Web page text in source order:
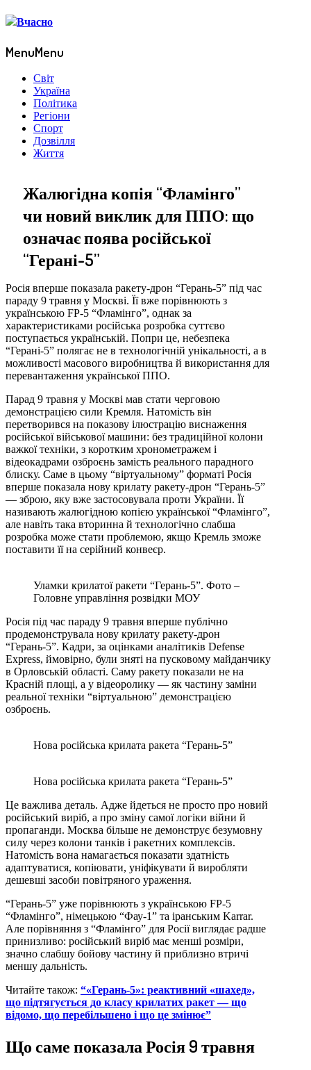
MenuMenu
Світ
Україна
Політика
Регіони
Спорт
Дозвілля
Життя
Жалюгідна копія “Фламінго”
чи новий виклик для ППО: що
означає поява російської
“Герані-5”
Росія вперше показала ракету-дрон “Герань-5” під час
параду 9 травня у Москві. Її вже порівнюють з
українською FP-5 “Фламінго”, однак за
характеристиками російська розробка суттєво
поступається українській. Попри це, небезпека
“Герані-5” полягає не в технологічній унікальності, а в
можливості масового виробництва й використання для
перевантаження української ППО.
Парад 9 травня у Москві мав стати черговою
демонстрацією сили Кремля. Натомість він
перетворився на показову ілюстрацію виснаження
російської військової машини: без традиційної колони
важкої техніки, з коротким хронометражем і
відеокадрами озброєнь замість реального парадного
блиску. Саме в цьому “віртуальному” форматі Росія
вперше показала нову крилату ракету-дрон “Герань-5”
— зброю, яку вже застосовувала проти України. Її
називають жалюгідною копією української “Фламінго”,
але навіть така вторинна й технологічно слабша
розробка може стати проблемою, якщо Кремль зможе
поставити її на серійний конвеєр.
Уламки крилатої ракети “Герань-5”. Фото –
Головне управління розвідки МОУ
Росія під час параду 9 травня вперше публічно
продемонструвала нову крилату ракету-дрон
“Герань-5”. Кадри, за оцінками аналітиків Defense
Express, ймовірно, були зняті на пусковому майданчику
в Орловській області. Саму ракету показали не на
Красній площі, а у відеоролику — як частину заміни
реальної техніки “віртуальною” демонстрацією
озброєнь.
Нова російська крилата ракета “Герань-5”
Нова російська крилата ракета “Герань-5”
Це важлива деталь. Адже йдеться не просто про новий
російський виріб, а про зміну самої логіки війни й
пропаганди. Москва більше не демонструє безумовну
силу через колони танків і ракетних комплексів.
Натомість вона намагається показати здатність
адаптуватися, копіювати, уніфікувати й виробляти
дешевші засоби повітряного ураження.
“Герань-5” уже порівнюють з українською FP-5
“Фламінго”, німецькою “Фау-1” та іранським Karrar.
Але порівняння з “Фламінго” для Росії виглядає радше
принизливо: російський виріб має менші розміри,
значно слабшу бойову частину й приблизно втричі
меншу дальність.
Читайте також: “«Герань-5»: реактивний «шахед»,
що підтягується до класу крилатих ракет — що
відомо, що перебільшено і що це змінює”
Що саме показала Росія 9 травня